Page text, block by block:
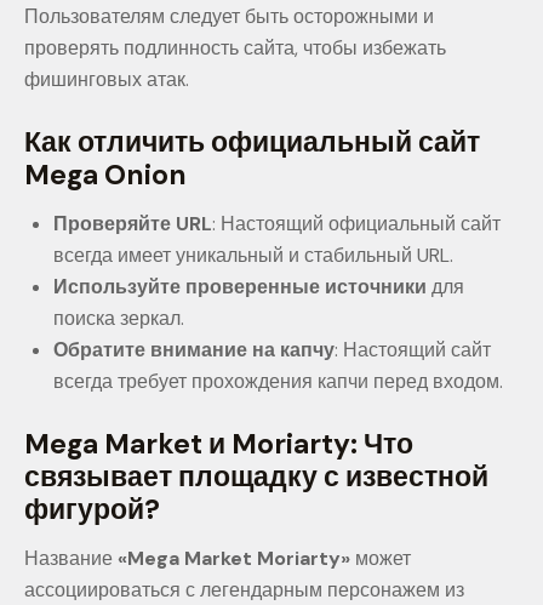
Пользователям следует быть осторожными и
проверять подлинность сайта, чтобы избежать
фишинговых атак.
Как отличить официальный сайт
Mega Onion
Проверяйте URL: Настоящий официальный сайт
всегда имеет уникальный и стабильный URL.
Используйте проверенные источники для
поиска зеркал.
Обратите внимание на капчу: Настоящий сайт
всегда требует прохождения капчи перед входом.
Mega Market и Moriarty: Что
связывает площадку с известной
фигурой?
Название«Mega Market Moriarty» может
ассоциироваться с легендарным персонажем из